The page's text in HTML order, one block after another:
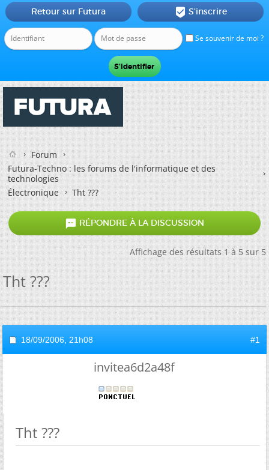
Se souvenir de moi ?
Retour sur Futura  S'inscrire
Forum
Futura-Techno : les forums de l'informatique et des
technologies
Électronique
Tht ???
 RÉPONDRE À LA DISCUSSION
Affichage des résultats 1 à 5 sur 5
Tht ???
18/09/2006, 21h08 #1
invitea6d2a48f
Tht ???